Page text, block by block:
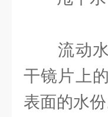
流动水
干镜片上
表面的水